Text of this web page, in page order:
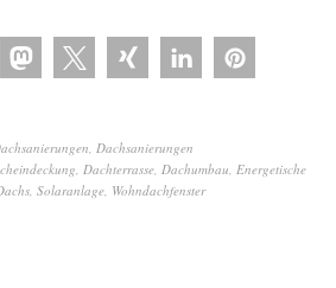
Dachsanierungen
Dachterrasse Dachumbau Energetische
Solaranlage Wohndachfenster